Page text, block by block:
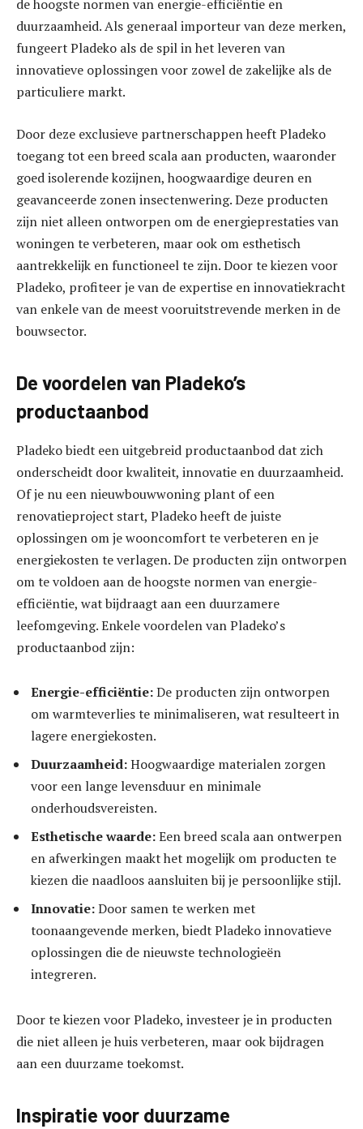
de hoogste normen van energie-efficiëntie en
duurzaamheid. Als generaal importeur van deze merken,
fungeert Pladeko als de spil in het leveren van
innovatieve oplossingen voor zowel de zakelijke als de
particuliere markt.
Door deze exclusieve partnerschappen heeft Pladeko
toegang tot een breed scala aan producten, waaronder
goed isolerende kozijnen, hoogwaardige deuren en
geavanceerde zonen insectenwering. Deze producten
zijn niet alleen ontworpen om de energieprestaties van
woningen te verbeteren, maar ook om esthetisch
aantrekkelijk en functioneel te zijn. Door te kiezen voor
Pladeko, profiteer je van de expertise en innovatiekracht
van enkele van de meest vooruitstrevende merken in de
bouwsector.
De voordelen van Pladeko’s
productaanbod
Pladeko biedt een uitgebreid productaanbod dat zich
onderscheidt door kwaliteit, innovatie en duurzaamheid.
Of je nu een nieuwbouwwoning plant of een
renovatieproject start, Pladeko heeft de juiste
oplossingen om je wooncomfort te verbeteren en je
energiekosten te verlagen. De producten zijn ontworpen
om te voldoen aan de hoogste normen van energie-
efficiëntie, wat bijdraagt aan een duurzamere
leefomgeving. Enkele voordelen van Pladeko’s
productaanbod zijn:
Energie-efficiëntie:De producten zijn ontworpen
om warmteverlies te minimaliseren, wat resulteert in
lagere energiekosten.
Duurzaamheid:Hoogwaardige materialen zorgen
voor een lange levensduur en minimale
onderhoudsvereisten.
Esthetische waarde:Een breed scala aan ontwerpen
en afwerkingen maakt het mogelijk om producten te
kiezen die naadloos aansluiten bij je persoonlijke stijl.
Innovatie:Door samen te werken met
toonaangevende merken, biedt Pladeko innovatieve
oplossingen die de nieuwste technologieën
integreren.
Door te kiezen voor Pladeko, investeer je in producten
die niet alleen je huis verbeteren, maar ook bijdragen
aan een duurzame toekomst.
Inspiratie voor duurzame